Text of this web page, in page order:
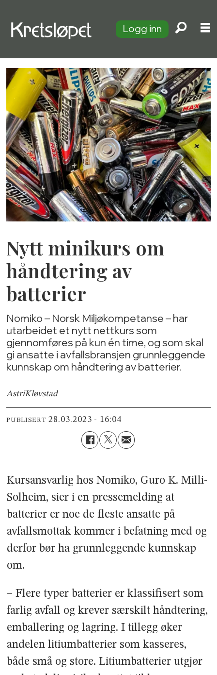
Logg inn
Nytt minikurs om
håndtering av
batterier
Nomiko – Norsk Miljøkompetanse – har
utarbeidet et nytt nettkurs som
gjennomføres på kun én time, og som skal
gi ansatte i avfallsbransjen grunnleggende
kunnskap om håndtering av batterier.
AstriKløvstad
PUBLISERT 28.03.2023 - 16:04
Kursansvarlig hos Nomiko, Guro K. Milli-
Solheim, sier i en pressemelding at
batterier er noe de fleste ansatte på
avfallsmottak kommer i befatning med og
derfor bør ha grunnleggende kunnskap
om.
– Flere typer batterier er klassifisert som
farlig avfall og krever særskilt håndtering,
emballering og lagring. I tillegg øker
andelen litiumbatterier som kasseres,
både små og store. Litiumbatterier utgjør